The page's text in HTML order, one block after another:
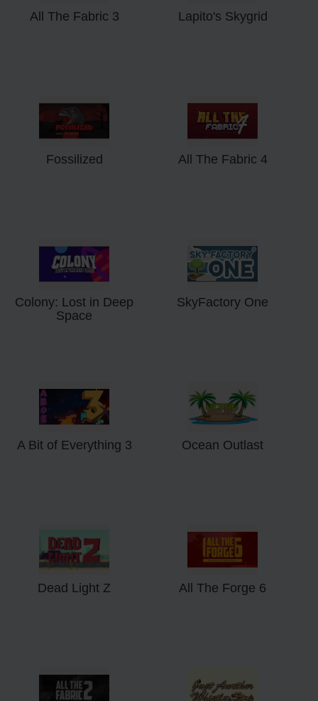
All The Fabric 3 Lapito's Skygrid
Fossilized All The Fabric 4
Colony: Lost in Deep
Space
SkyFactory One
A Bit of Everything 3 Ocean Outlast
Dead Light Z All The Forge 6